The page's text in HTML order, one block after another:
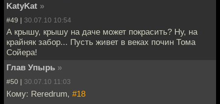
KatyKat »
#49 | 30.07.10 10:54
А крышу, крышу на даче может покрасить? Ну, на
крайняк забор... Пусть живет в веках почин Тома
Сойера!
Глав Упырь »
#50 | 30.07.10 11:03
Кому: Reredrum, #18